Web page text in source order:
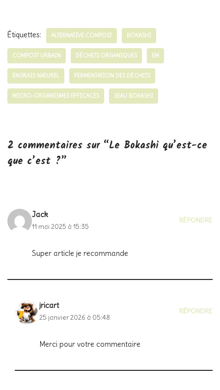
Étiquettes: ALTERNATIVE COMPOST BOKASHI
COMPOST URBAIN DÉCHETS ORGANIQUES EM
ENGRAIS NATUREL FERMENTATION DES DÉCHETS
MICRO-ORGANISMES EFFICACES SEAU BOKASHI
2 commentaires sur “Le Bokashi qu’est-ce
que c’est ?”
Jack
11 mai 2025 à 15:35
RÉPONDRE
Super article je recommande
jricart
25 janvier 2026 à 05:48
RÉPONDRE
Merci pour votre commentaire